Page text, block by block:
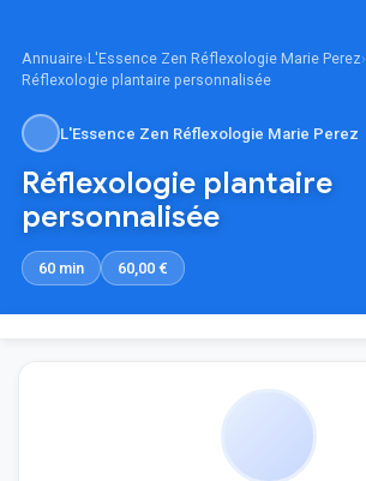
Annuaire›L'Essence Zen Réflexologie Marie Perez›
Réflexologie plantaire personnalisée
L'Essence Zen Réflexologie Marie Perez
Réflexologie plantaire
personnalisée
60 min 60,00 €